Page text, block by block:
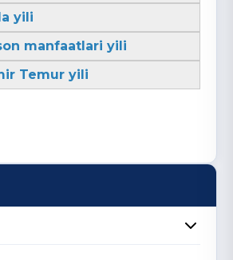
yili
manfaatlari yili
Temur yili